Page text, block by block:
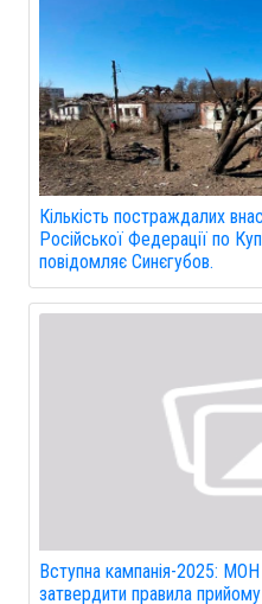
Кількість постраждалих
Російської Федерації по
повідомляє Синєгубов.
Вступна кампанія-2025:
затвердити правила